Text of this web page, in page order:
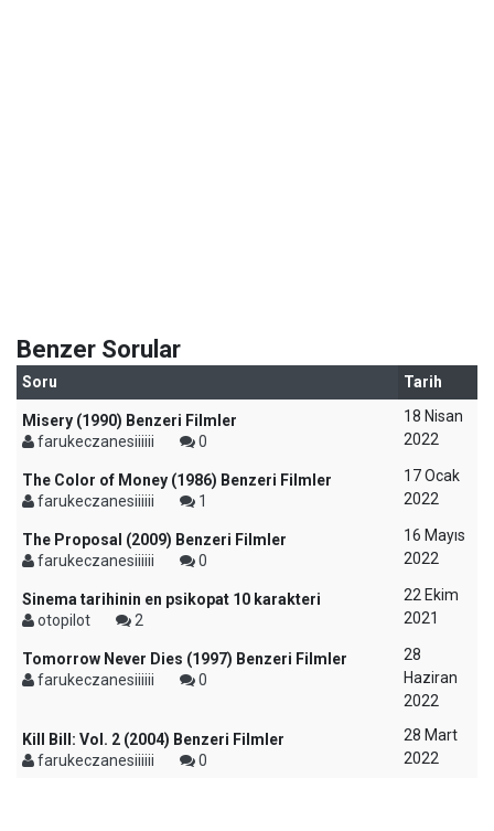
Benzer Sorular
Soru Tarih
Misery (1990) Benzeri Filmler
farukeczanesiiiiii
0
18 Nisan
2022
The Color of Money (1986) Benzeri Filmler
farukeczanesiiiiii
1
17 Ocak
2022
The Proposal (2009) Benzeri Filmler
farukeczanesiiiiii
0
16 Mayıs
2022
Sinema tarihinin en psikopat 10 karakteri
otopilot
2
22 Ekim
2021
Tomorrow Never Dies (1997) Benzeri Filmler
farukeczanesiiiiii
0
28
Haziran
2022
Kill Bill: Vol. 2 (2004) Benzeri Filmler
farukeczanesiiiiii
0
28 Mart
2022